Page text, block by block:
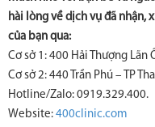
hài lòng về dịch vụ đã nhận,
của bạn qua:
Cơ sở 1: 400 Hải Thượng Lãn
Cơ sở 2: 440 Trần Phú – TP
Hotline/Zalo: 0919.329.400.
Website: 400clinic.com